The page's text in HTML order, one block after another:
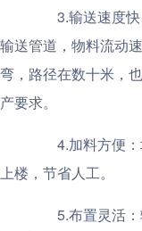
3.输送速度快
输送管道，物料流动
弯，路径在数十米，
产要求。
4.加料方便：
上楼，节省人工。
5.布置灵活：